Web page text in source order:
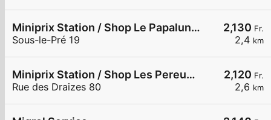
2,130 Fr.
2,4 km
Miniprix Station / Shop Le Papaluna Shop
Sous-le-Pré 19
2,120 Fr.
2,6 km
Miniprix Station / Shop Les Pereuses
Rue des Draizes 80